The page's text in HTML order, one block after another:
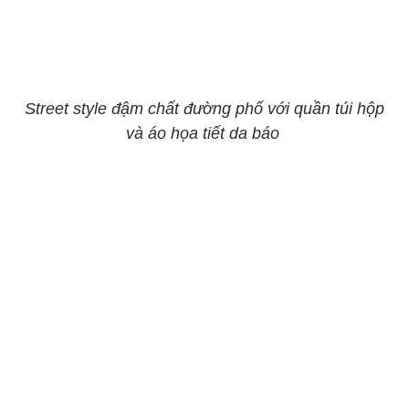
Street style đậm chất đường phố với quần túi hộp
và áo họa tiết da báo